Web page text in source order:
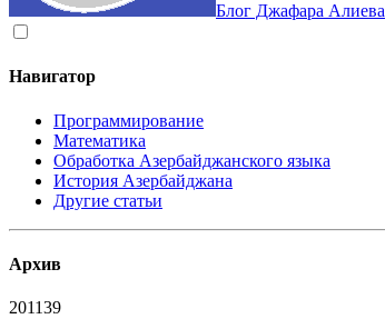
Блог Джафара Алиева
Навигатор
Программирование
Математика
Обработка Азербайджанского языка
История Азербайджана
Другие статьи
Архив
201139